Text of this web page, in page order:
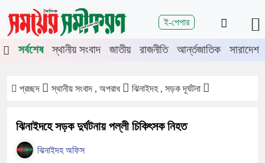
ই-পেপার
শিরোনাম
মেহেরপুরে জামায়াতের গণমিছিল
চুয়াডাঙ্গায় সওজের
সর্বশেষ
স্থানীয় সংবাদ জাতীয় রাজনীতি আর্ন্তজাতিক সারাদেশ
প্রচ্ছদ স্থানীয় সংবাদ , অপরাধ ঝিনাইদহ , সড়ক দূর্ঘটনা
ঝিনাইদহে সড়ক দুর্ঘটনায় পল্লী চিকিৎসক নিহত
ঝিনাইদহ অফিস